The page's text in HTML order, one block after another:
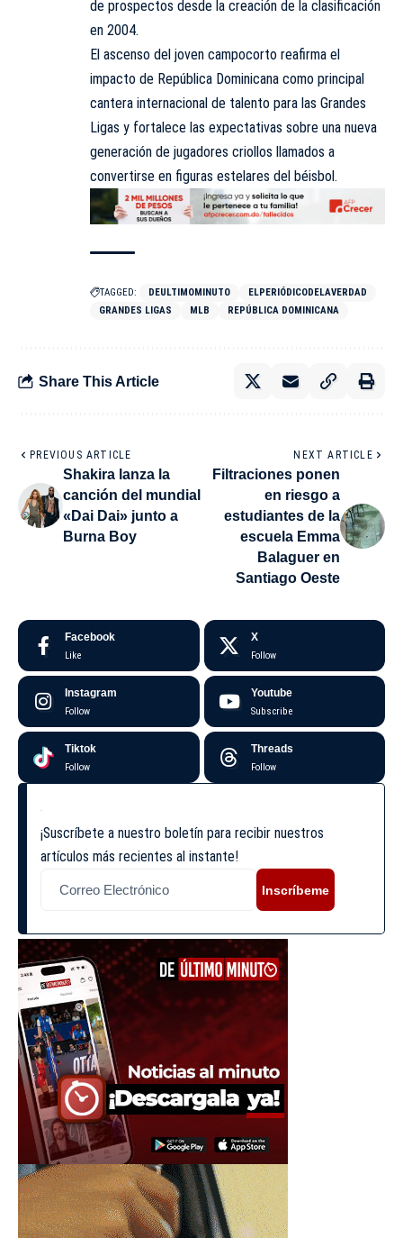
de prospectos desde la creación de la clasificación
en 2004.
El ascenso del joven campocorto reafirma el
impacto de República Dominicana como principal
cantera internacional de talento para las Grandes
Ligas y fortalece las expectativas sobre una nueva
generación de jugadores criollos llamados a
convertirse en figuras estelares del béisbol.
TAGGED: DEULTIMOMINUTO
ELPERIÓDICODELAVERDAD
GRANDES LIGAS
MLB REPÚBLICA DOMINICANA
Share This Article
PREVIOUS ARTICLE
Shakira lanza la
canción del mundial
«Dai Dai» junto a
Burna Boy
NEXT ARTICLE
Filtraciones ponen
en riesgo a
estudiantes de la
escuela Emma
Balaguer en
Santiago Oeste
Facebook
Like
X
Follow
Instagram
Follow
Youtube
Subscribe
Tiktok
Follow
Threads
Follow
¡Suscríbete a nuestro boletín para recibir nuestros
artículos más recientes al instante!
Inscríbeme